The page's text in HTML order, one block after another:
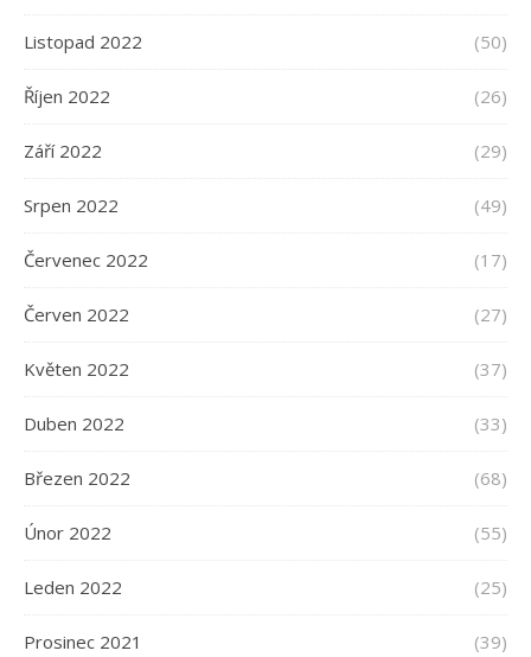
Listopad 2022 (50)
Říjen 2022 (26)
Září 2022 (29)
Srpen 2022 (49)
Červenec 2022 (17)
Červen 2022 (27)
Květen 2022 (37)
Duben 2022 (33)
Březen 2022 (68)
Únor 2022 (55)
Leden 2022 (25)
Prosinec 2021 (39)